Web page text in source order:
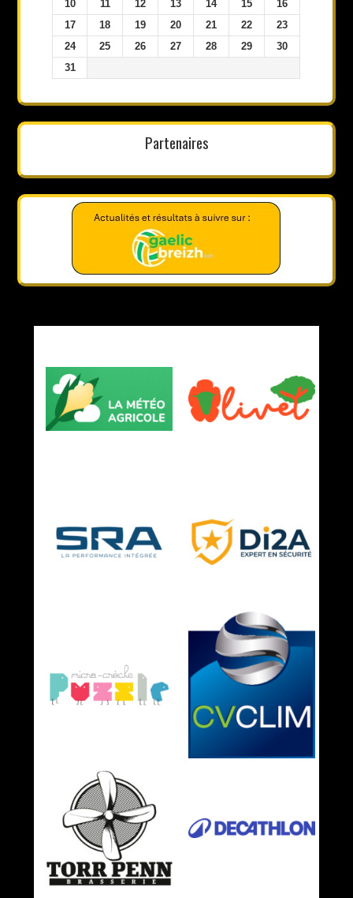
10 11 12 13 14 15
16
17
18 19 20 21 22
23
24
25 26 27 28 29
30
31
Partenaires